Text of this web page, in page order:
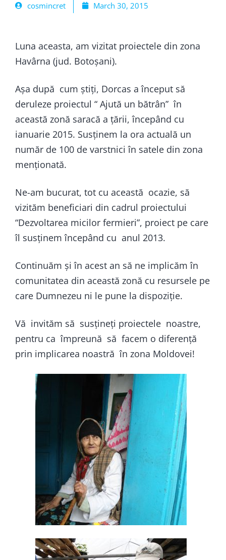
cosmincret March 30, 2015
Luna aceasta, am vizitat proiectele din zona
Havârna (jud. Botoșani).
Așa după cum știți, Dorcas a început să
deruleze proiectul “ Ajută un bătrân” în
această zonă saracă a țării, începând cu
ianuarie 2015. Susținem la ora actuală un
număr de 100 de varstnici în satele din zona
menționată.
Ne-am bucurat, tot cu această ocazie, să
vizităm beneficiari din cadrul proiectului
“Dezvoltarea micilor fermieri”, proiect pe care
îl susținem începând cu anul 2013.
Continuăm și în acest an să ne implicăm în
comunitatea din această zonă cu resursele pe
care Dumnezeu ni le pune la dispoziție.
Vă invităm să susțineți proiectele noastre,
pentru ca împreună să facem o diferență
prin implicarea noastră în zona Moldovei!